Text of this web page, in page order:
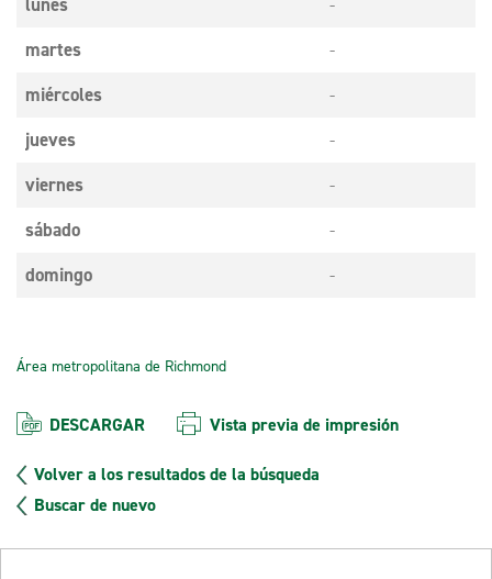
martes
-
miércoles
-
jueves
-
viernes
-
sábado
-
domingo
-
Área metropolitana de Richmond
DESCARGAR Vista previa de impresión
Volver a los resultados de la búsqueda
Buscar de nuevo